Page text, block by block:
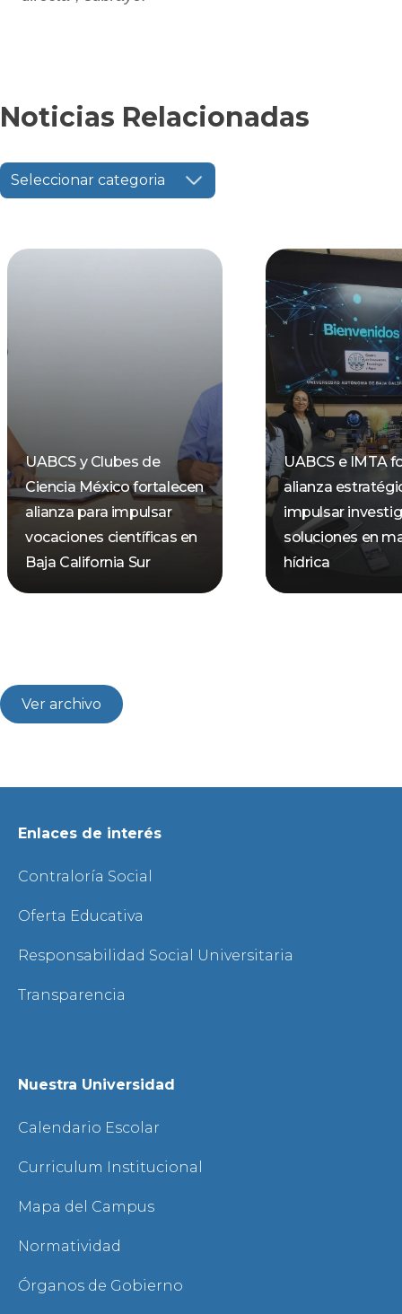
Noticias Relacionadas
Seleccionar categoria
UABCS y Clubes de
Ciencia México fortalecen
alianza para impulsar
vocaciones científicas en
Baja California Sur
UABCS e IMTA
alianza
impulsar
soluciones en
hídrica
Ver archivo
Enlaces de interés
Contraloría Social
Oferta Educativa
Responsabilidad Social Universitaria
Transparencia
Nuestra Universidad
Calendario Escolar
Curriculum Institucional
Mapa del Campus
Normatividad
Órganos de Gobierno